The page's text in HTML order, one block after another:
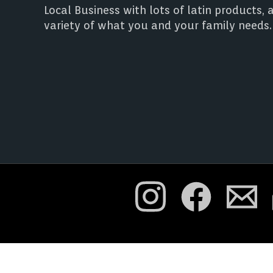
Local Business with lots of latin products,
variety of what you and your family needs.